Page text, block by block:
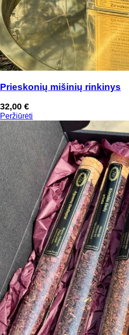
Prieskonių mišinių rinkinys
32,00 €
Peržiūrėti